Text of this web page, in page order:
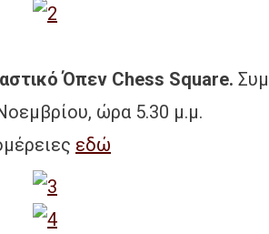
Όπεν Chess Square.
ώρα 5.30 μ.μ.
εδώ